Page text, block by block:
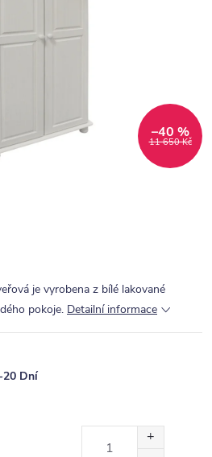
11 650 Kč
–40 %
je vyrobena z bílé lakované
pokoje. Detailní informace
20 Dní